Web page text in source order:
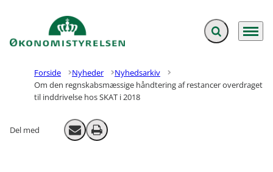
Gå til forsiden Fold søgefelt ud
Menu
Forside Nyheder
Nyhedsarkiv
Om den regnskabsmæssige håndtering af restancer overdraget
til inddrivelse hos SKAT i 2018
Del med Send email
Print